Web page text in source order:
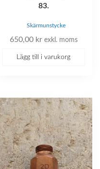
83.
Skärmunstycke
650,00 kr exkl. moms
Lägg till i varukorg